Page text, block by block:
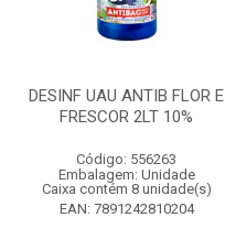
DESINF UAU ANTIB FLOR E
FRESCOR 2LT 10%
Código: 556263
Embalagem: Unidade
Caixa contém 8 unidade(s)
EAN: 7891242810204